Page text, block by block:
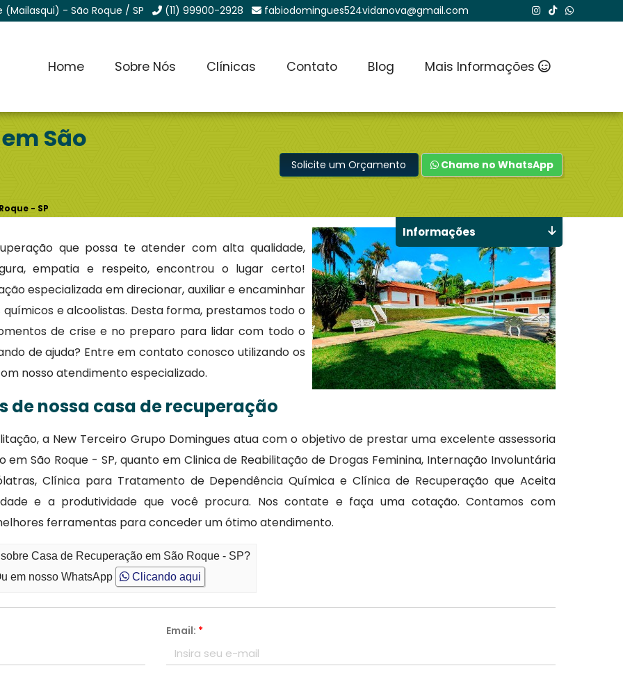
- São Roque / SP (11) 99900-2928 fabiodomingues524vidanova@gmail.com
Home Sobre Nós Clínicas Contato Blog Mais Informações
São
- SP
Solicite um Orçamento Chame no WhatsApp
que possa te atender com alta qualidade,
empatia e respeito, encontrou o lugar certo!
especializada em direcionar, auxiliar e encaminhar
e alcoolistas. Desta forma, prestamos todo o
de crise e no preparo para lidar com todo o
de ajuda? Entre em contato conosco utilizando os
nosso atendimento especializado.
de nossa casa de recuperação
a New Terceiro Grupo Domingues atua com o objetivo de prestar uma excelente assessoria
São Roque - SP, quanto em Clinica de Reabilitação de Drogas Feminina, Internação Involuntária
Clínica para Tratamento de Dependência Química e Clínica de Recuperação que Aceita
e a produtividade que você procura. Nos contate e faça uma cotação. Contamos com
ferramentas para conceder um ótimo atendimento.
Casa de Recuperação em São Roque - SP?
em nosso WhatsApp Clicando aqui
Email: *
Informações